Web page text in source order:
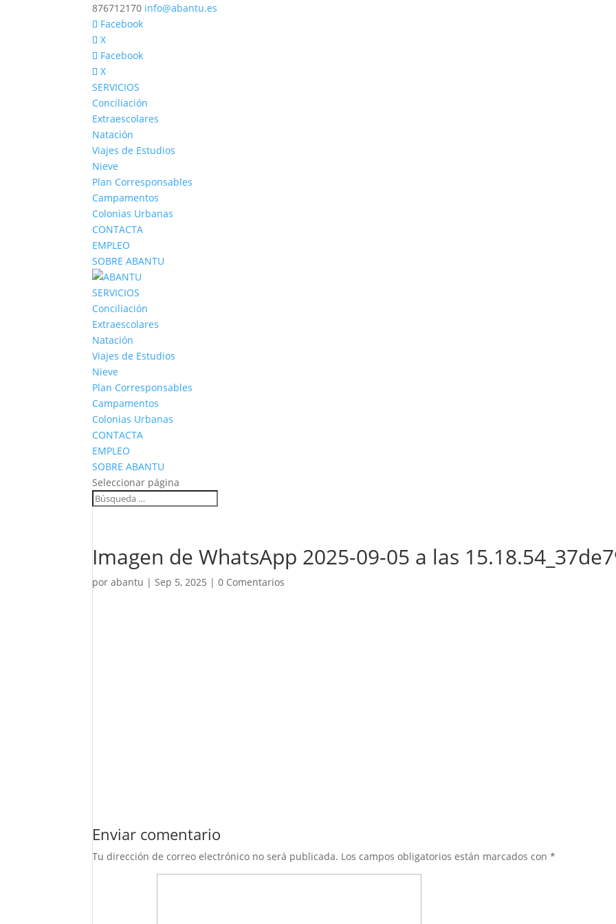
876712170 info@abantu.es
Facebook
X
Facebook
X
SERVICIOS
Conciliación
Extraescolares
Natación
Viajes de Estudios
Nieve
Plan Corresponsables
Campamentos
Colonias Urbanas
CONTACTA
EMPLEO
SOBRE ABANTU
SERVICIOS
Conciliación
Extraescolares
Natación
Viajes de Estudios
Nieve
Plan Corresponsables
Campamentos
Colonias Urbanas
CONTACTA
EMPLEO
SOBRE ABANTU
Seleccionar página
Imagen de WhatsApp 2025-09-05 a las
porabantu |Sep 5, 2025 |0 Comentarios
Enviar comentario
Tu dirección de correo electrónico no será publicada. Los campos obligatorios están marcados con*